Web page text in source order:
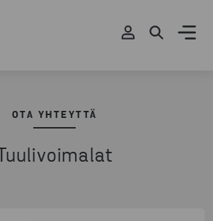
OTA YHTEYTTÄ
Tuulivoimalat